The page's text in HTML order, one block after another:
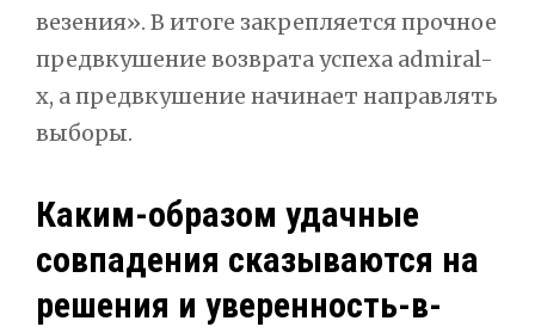
везения». В итоге закрепляется прочное
предвкушение возврата успеха admiral-
x, а предвкушение начинает направлять
выборы.
Каким-образом удачные
совпадения сказываются на
решения и уверенность-в-